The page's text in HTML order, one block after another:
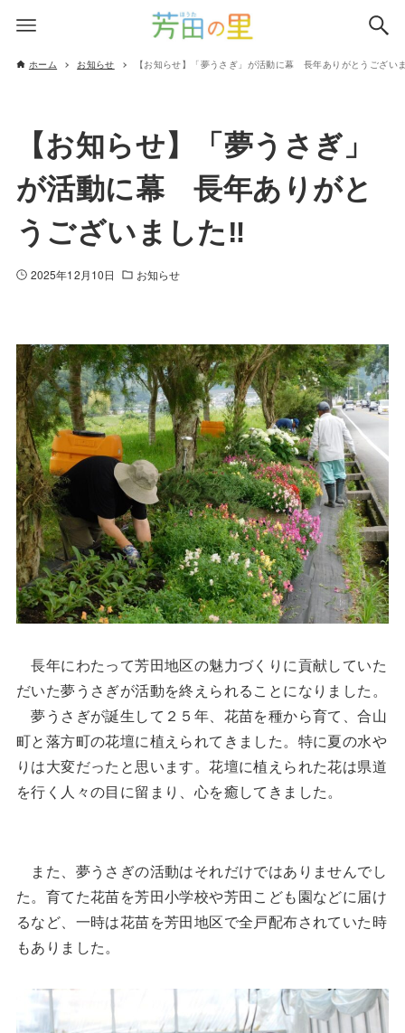
ホーム お知らせ 【お知らせ】「夢うさぎ」が活動に幕 長年ありがとうござい
【お知らせ】「夢うさぎ」
が活動に幕 長年ありがと
うございました‼
2025年12月10日 お知らせ
長年にわたって芳田地区の魅力づくりに貢献していた
だいた夢うさぎが活動を終えられることになりました。
夢うさぎが誕生して２５年、花苗を種から育て、合山
町と落方町の花壇に植えられてきました。特に夏の水や
りは大変だったと思います。花壇に植えられた花は県道
を行く人々の目に留まり、心を癒してきました。
また、夢うさぎの活動はそれだけではありませんでし
た。育てた花苗を芳田小学校や芳田こども園などに届け
るなど、一時は花苗を芳田地区で全戸配布されていた時
もありました。